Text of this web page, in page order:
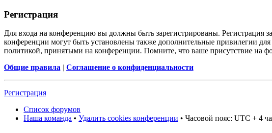
Регистрация
Для входа на конференцию вы должны быть зарегистрированы. Регистрация
конференции могут быть установлены также дополнительные привилегии
политикой, принятыми на конференции. Помните, что ваше присутствие на
Общие правила | Соглашение о конфиденциальности
Регистрация
Список форумов
Наша команда • Удалить cookies конференции • Часовой пояс: UTC + 4